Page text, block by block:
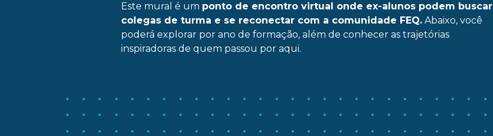
Este mural é um ponto de encontro virtual onde ex-alunos podem buscar
colegas de turma e se reconectar com a comunidade FEQ.Abaixo, você
poderá explorar por ano de formação, além de conhecer as trajetórias
inspiradoras de quem passou por aqui.